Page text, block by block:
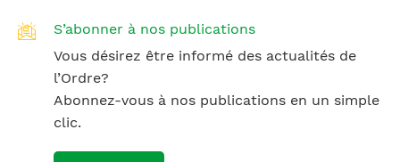
S’abonner à nos publications
Vous désirez être informé des actualités de
l’Ordre?
Abonnez-vous à nos publications en un simple
clic.